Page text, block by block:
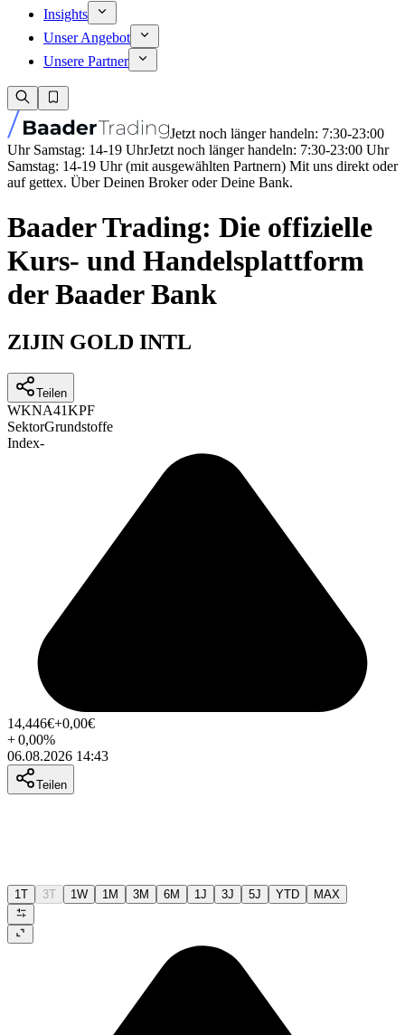
Insights
Unser Angebot
Unsere Partner
Jetzt noch länger handeln: 7:30-23:00
Uhr Samstag: 14-19 UhrJetzt noch länger handeln: 7:30-23:00 Uhr
Samstag: 14-19 Uhr (mit ausgewählten Partnern) Mit uns direkt oder
auf gettex. Über Deinen Broker oder Deine Bank.
Baader Trading: Die offizielle
Kurs- und Handelsplattform
der Baader Bank
ZIJIN GOLD INTL
Teilen
WKNA41KPF
SektorGrundstoffe
Index-
14,446€+0,00€
+0,00%
06.08.2026 14:43
Teilen
1T 3T 1W 1M 3M 6M 1J 3J 5J YTD MAX